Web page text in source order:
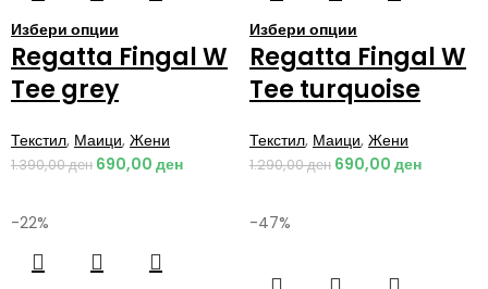
Избери опции
Regatta Fingal W
Tee grey
Текстил, Маици, Жени
1.390,00ден 690,00 ден
Избери опции
Regatta Fingal W
Tee turquoise
Текстил, Маици, Жени
1.290,00ден 690,00 ден
-22% -47%